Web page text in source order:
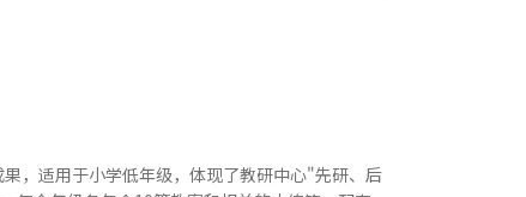
，适用于小学低年级，体现了教研中心"先研、后